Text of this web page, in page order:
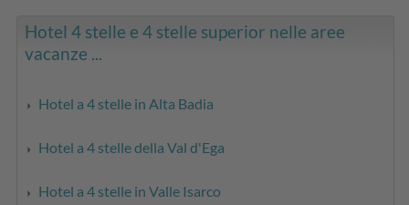
Hotel 4 stelle e 4 stelle superior nelle aree
vacanze ...
Hotel a 4 stelle in Alta Badia
Hotel a 4 stelle della Val d'Ega
Hotel a 4 stelle in Valle Isarco